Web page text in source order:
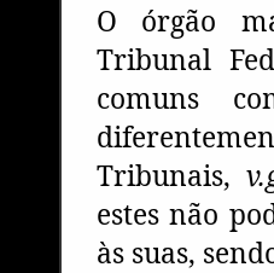
O órgão
Tribunal
comuns
Tribunais,
estes não
às suas,